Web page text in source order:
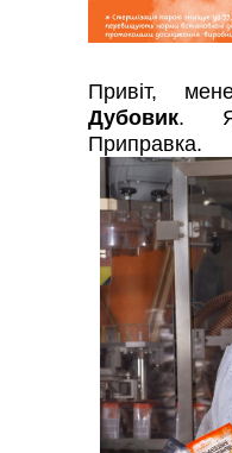
Привіт,
Дубовик. Я
Приправка.